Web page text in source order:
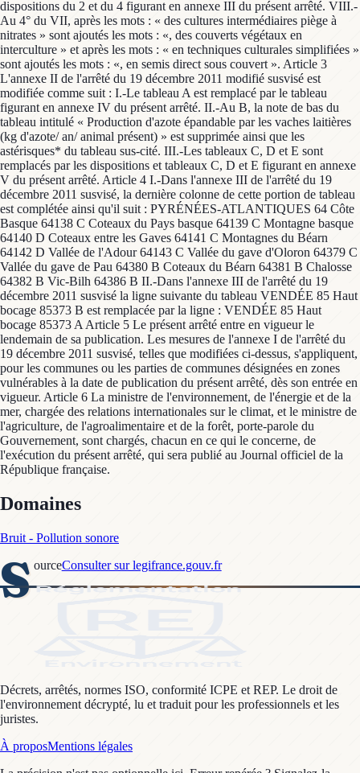
dispositions du 2 et du 4 figurant en annexe III du présent arrêté. VIII.-
Au 4° du VII, après les mots : « des cultures intermédiaires piège à
nitrates » sont ajoutés les mots : «, des couverts végétaux en
interculture » et après les mots : « en techniques culturales simplifiées »
sont ajoutés les mots : «, en semis direct sous couvert ». Article 3
L'annexe II de l'arrêté du 19 décembre 2011 modifié susvisé est
modifiée comme suit : I.-Le tableau A est remplacé par le tableau
figurant en annexe IV du présent arrêté. II.-Au B, la note de bas du
tableau intitulé « Production d'azote épandable par les vaches laitières
(kg d'azote/ an/ animal présent) » est supprimée ainsi que les
astérisques* du tableau sus-cité. III.-Les tableaux C, D et E sont
remplacés par les dispositions et tableaux C, D et E figurant en annexe
V du présent arrêté. Article 4 I.-Dans l'annexe III de l'arrêté du 19
décembre 2011 susvisé, la dernière colonne de cette portion de tableau
est complétée ainsi qu'il suit : PYRÉNÉES-ATLANTIQUES 64 Côte
Basque 64138 C Coteaux du Pays basque 64139 C Montagne basque
64140 D Coteaux entre les Gaves 64141 C Montagnes du Béarn
64142 D Vallée de l'Adour 64143 C Vallée du gave d'Oloron 64379 C
Vallée du gave de Pau 64380 B Coteaux du Béarn 64381 B Chalosse
64382 B Vic-Bilh 64386 B II.-Dans l'annexe III de l'arrêté du 19
décembre 2011 susvisé la ligne suivante du tableau VENDÉE 85 Haut
bocage 85373 B est remplacée par la ligne : VENDÉE 85 Haut
bocage 85373 A Article 5 Le présent arrêté entre en vigueur le
lendemain de sa publication. Les mesures de l'annexe I de l'arrêté du
19 décembre 2011 susvisé, telles que modifiées ci-dessus, s'appliquent,
pour les communes ou les parties de communes désignées en zones
vulnérables à la date de publication du présent arrêté, dès son entrée en
vigueur. Article 6 La ministre de l'environnement, de l'énergie et de la
mer, chargée des relations internationales sur le climat, et le ministre de
l'agriculture, de l'agroalimentaire et de la forêt, porte-parole du
Gouvernement, sont chargés, chacun en ce qui le concerne, de
l'exécution du présent arrêté, qui sera publié au Journal officiel de la
République française.
Domaines
Bruit - Pollution sonore
S ourceConsulter sur legifrance.gouv.fr
Décrets, arrêtés, normes ISO, conformité ICPE et REP. Le droit de
l'environnement décrypté, lu et traduit pour les professionnels et les
juristes.
À proposMentions légales